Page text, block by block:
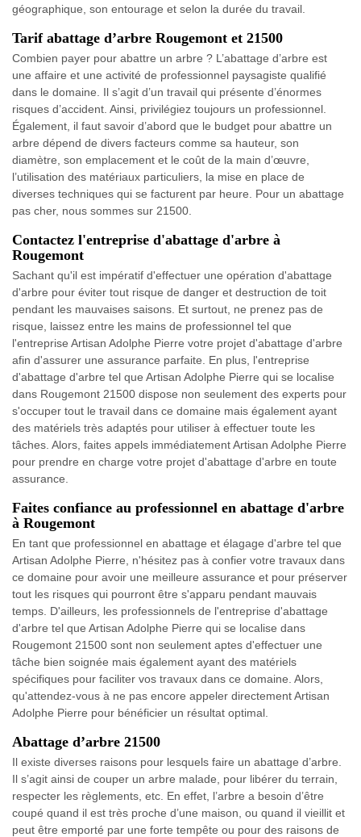
géographique, son entourage et selon la durée du travail.
Tarif abattage d’arbre Rougemont et 21500
Combien payer pour abattre un arbre ? L’abattage d’arbre est
une affaire et une activité de professionnel paysagiste qualifié
dans le domaine. Il s’agit d’un travail qui présente d’énormes
risques d’accident. Ainsi, privilégiez toujours un professionnel.
Également, il faut savoir d’abord que le budget pour abattre un
arbre dépend de divers facteurs comme sa hauteur, son
diamètre, son emplacement et le coût de la main d’œuvre,
l’utilisation des matériaux particuliers, la mise en place de
diverses techniques qui se facturent par heure. Pour un abattage
pas cher, nous sommes sur 21500.
Contactez l'entreprise d'abattage d'arbre à
Rougemont
Sachant qu'il est impératif d'effectuer une opération d'abattage
d'arbre pour éviter tout risque de danger et destruction de toit
pendant les mauvaises saisons. Et surtout, ne prenez pas de
risque, laissez entre les mains de professionnel tel que
l'entreprise Artisan Adolphe Pierre votre projet d'abattage d'arbre
afin d'assurer une assurance parfaite. En plus, l'entreprise
d'abattage d'arbre tel que Artisan Adolphe Pierre qui se localise
dans Rougemont 21500 dispose non seulement des experts pour
s'occuper tout le travail dans ce domaine mais également ayant
des matériels très adaptés pour utiliser à effectuer toute les
tâches. Alors, faites appels immédiatement Artisan Adolphe Pierre
pour prendre en charge votre projet d'abattage d'arbre en toute
assurance.
Faites confiance au professionnel en abattage d'arbre
à Rougemont
En tant que professionnel en abattage et élagage d'arbre tel que
Artisan Adolphe Pierre, n'hésitez pas à confier votre travaux dans
ce domaine pour avoir une meilleure assurance et pour préserver
tout les risques qui pourront être s'apparu pendant mauvais
temps. D'ailleurs, les professionnels de l'entreprise d'abattage
d'arbre tel que Artisan Adolphe Pierre qui se localise dans
Rougemont 21500 sont non seulement aptes d'effectuer une
tâche bien soignée mais également ayant des matériels
spécifiques pour faciliter vos travaux dans ce domaine. Alors,
qu'attendez-vous à ne pas encore appeler directement Artisan
Adolphe Pierre pour bénéficier un résultat optimal.
Abattage d’arbre 21500
Il existe diverses raisons pour lesquels faire un abattage d’arbre.
Il s’agit ainsi de couper un arbre malade, pour libérer du terrain,
respecter les règlements, etc. En effet, l’arbre a besoin d’être
coupé quand il est très proche d’une maison, ou quand il vieillit et
peut être emporté par une forte tempête ou pour des raisons de